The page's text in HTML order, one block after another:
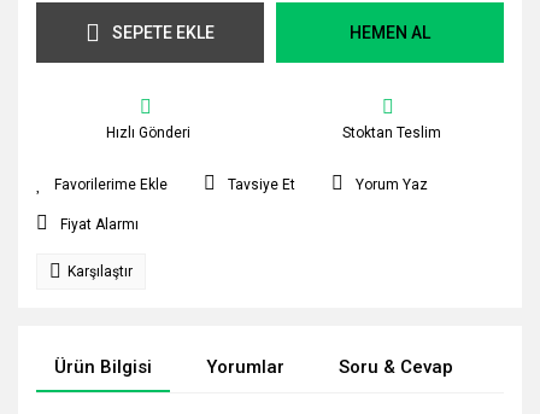
SEPETE EKLE HEMEN AL
Hızlı Gönderi Stoktan Teslim
Tavsiye Et Yorum Yaz
Fiyat Alarmı
Karşılaştır
Ürün Bilgisi Yorumlar Soru & Cevap